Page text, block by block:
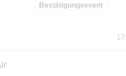
Bestätigungsevent